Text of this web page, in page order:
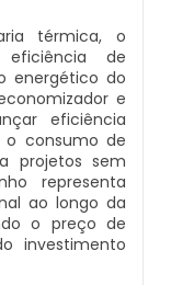
Industrial
Pressão
térmica, o
de
energético do
e
eficiência
o consumo de
projetos sem
representa
ao longo da
o preço de
investimento